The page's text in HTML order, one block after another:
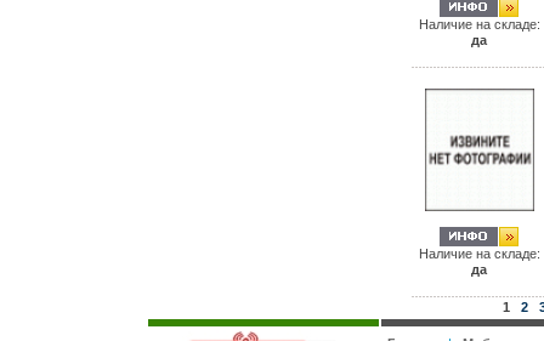
Наличие на складе:
да
Наличие на складе:
да
1 2